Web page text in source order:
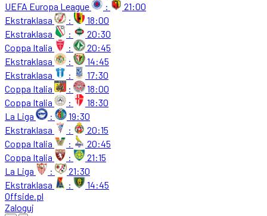
UEFA Europa League
:
21:00
Ekstraklasa
:
18:00
Ekstraklasa
:
20:30
Coppa Italia
:
20:45
Ekstraklasa
:
14:45
Ekstraklasa
:
17:30
Coppa Italia
:
18:00
Coppa Italia
:
18:30
La Liga
:
19:30
Ekstraklasa
:
20:15
Coppa Italia
:
20:45
Coppa Italia
:
21:15
La Liga
:
21:30
Ekstraklasa
:
14:45
Offside.pl
Zaloguj